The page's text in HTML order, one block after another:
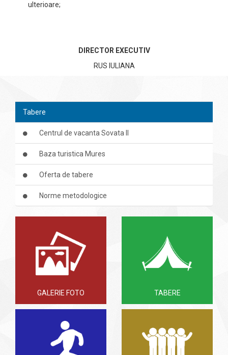
ulterioare;
DIRECTOR EXECUTIV
RUS IULIANA
Tabere
Centrul de vacanta Sovata II
Baza turistica Mures
Oferta de tabere
Norme metodologice
GALERIE FOTO TABERE